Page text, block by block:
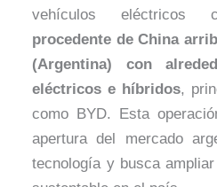
vehículos eléctricos
procedente de China
(Argentina) con
eléctricos e híbridos,
como BYD. Esta
apertura del mercado
tecnología y busca